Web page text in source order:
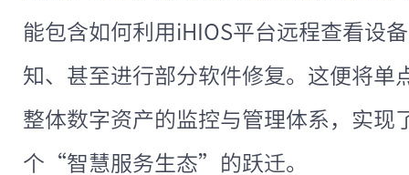
能包含如何利用iHIOS平台远程查看设
知、甚至进行部分软件修复。这便将单
整体数字资产的监控与管理体系，实
个“智慧服务生态”的跃迁。